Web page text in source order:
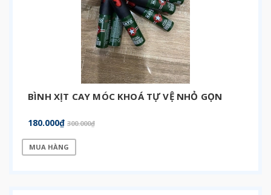
BÌNH XỊT CAY MÓC KHOÁ TỰ VỆ NHỎ GỌN
180.000₫ 300.000₫
MUA HÀNG